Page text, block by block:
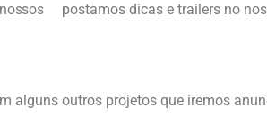
postamos dicas e trailers no
alguns outros projetos que iremos